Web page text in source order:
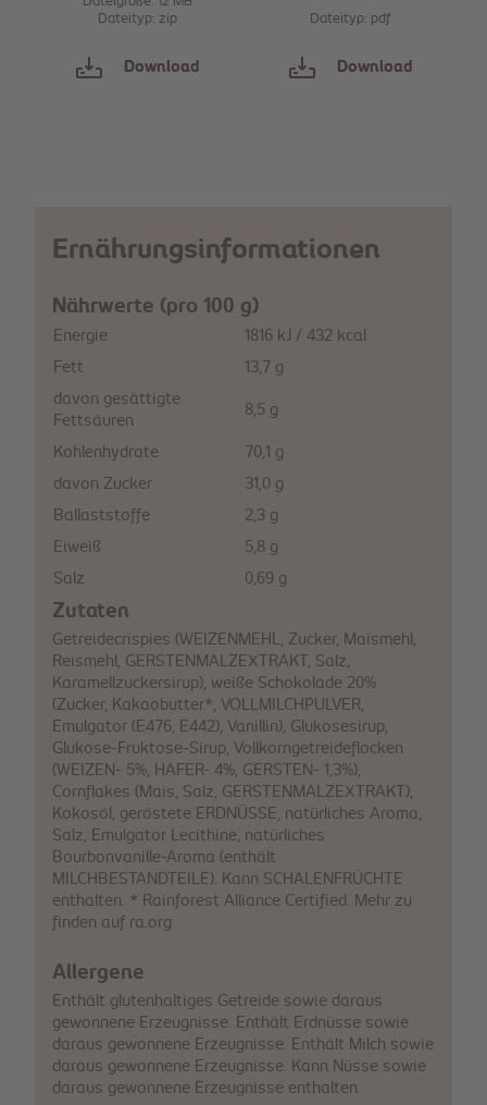
Dateityp: zip
Download
Dateityp: pdf
Download
Ernährungsinformationen
Nährwerte (pro 100 g)
Energie 1816 kJ / 432 kcal
Fett 13,7 g
davon gesättigte
Fettsäuren
8,5 g
Kohlenhydrate 70,1 g
davon Zucker 31,0 g
Ballaststoffe 2,3 g
Eiweiß 5,8 g
Salz 0,69 g
Zutaten
Getreidecrispies (WEIZENMEHL, Zucker, Maismehl,
Reismehl, GERSTENMALZEXTRAKT, Salz,
Karamellzuckersirup), weiße Schokolade 20%
(Zucker, Kakaobutter*, VOLLMILCHPULVER,
Emulgator (E476, E442), Vanillin), Glukosesirup,
Glukose-Fruktose-Sirup, Vollkorngetreideflocken
(WEIZEN- 5%, HAFER- 4%, GERSTEN- 1,3%),
Cornflakes (Mais, Salz, GERSTENMALZEXTRAKT),
Kokosöl, geröstete ERDNÜSSE, natürliches Aroma,
Salz, Emulgator Lecithine, natürliches
Bourbonvanille-Aroma (enthält
MILCHBESTANDTEILE). Kann SCHALENFRÜCHTE
enthalten. * Rainforest Alliance Certified. Mehr zu
finden auf ra.org
Allergene
Enthält glutenhaltiges Getreide sowie daraus
gewonnene Erzeugnisse. Enthält Erdnüsse sowie
daraus gewonnene Erzeugnisse. Enthält Milch sowie
daraus gewonnene Erzeugnisse. Kann Nüsse sowie
daraus gewonnene Erzeugnisse enthalten.